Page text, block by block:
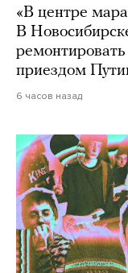
«В центре
В
приездом
6 часов назад